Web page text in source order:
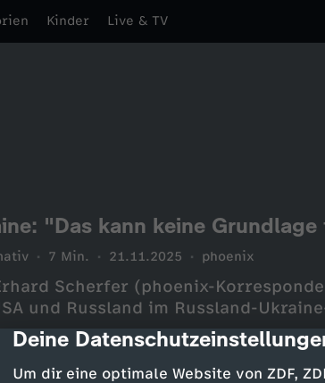
cmp-dialog-description
Deine
Um dir eine optimale Website von ZDF,
Kinder Live & TV
"Das kann keine
7 Min. 21.11.2025 phoenix
Scherfer (phoenix-
und Russland im Russland-